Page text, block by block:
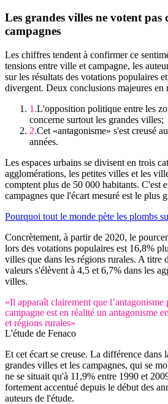
Les grandes villes ne votent pas
campagnes
Les chiffres tendent à confirmer ce
tensions entre ville et campagne, les
sur les résultats des votations populaires
divergent. Deux conclusions majeures en
L'opposition politique entre les
concerne surtout les grandes villes;
Cet «antagonisme» s'est creusé
années.
Les espaces urbains se divisent en trois
agglomérations, les petites villes et les
comptent plus de 50 000 habitants. C'est
campagnes que l'écart mesuré est le plus
Pourquoi tout le monde pète les plombs
Concrètement, à partir de 2020, le
lors des votations populaires est 16,8%
villes que dans les régions rurales. A titre
valeurs s'élèvent à 4,5 et 6,7% dans les
villes.
«Il apparaît clairement que
campagne est en réalité un antagonisme
et régions rurales»
L'étude de Fenaco
Et cet écart se creuse. La différence dans
grandes villes et les campagnes, qui se
ne se situait qu'à 11,9% entre 1990 et
fortement accentué depuis le début des
auteurs de l'étude.